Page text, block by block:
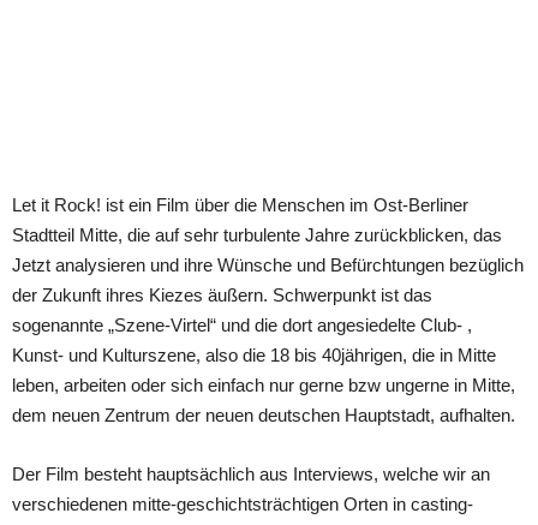
Let it Rock! ist ein Film über die Menschen im Ost-Berliner
Stadtteil Mitte, die auf sehr turbulente Jahre zurückblicken, das
Jetzt analysieren und ihre Wünsche und Befürchtungen bezüglich
der Zukunft ihres Kiezes äußern. Schwerpunkt ist das
sogenannte „Szene-Virtel“ und die dort angesiedelte Club- ,
Kunst- und Kulturszene, also die 18 bis 40jährigen, die in Mitte
leben, arbeiten oder sich einfach nur gerne bzw ungerne in Mitte,
dem neuen Zentrum der neuen deutschen Hauptstadt, aufhalten.
Der Film besteht hauptsächlich aus Interviews, welche wir an
verschiedenen mitte-geschichtsträchtigen Orten in casting-